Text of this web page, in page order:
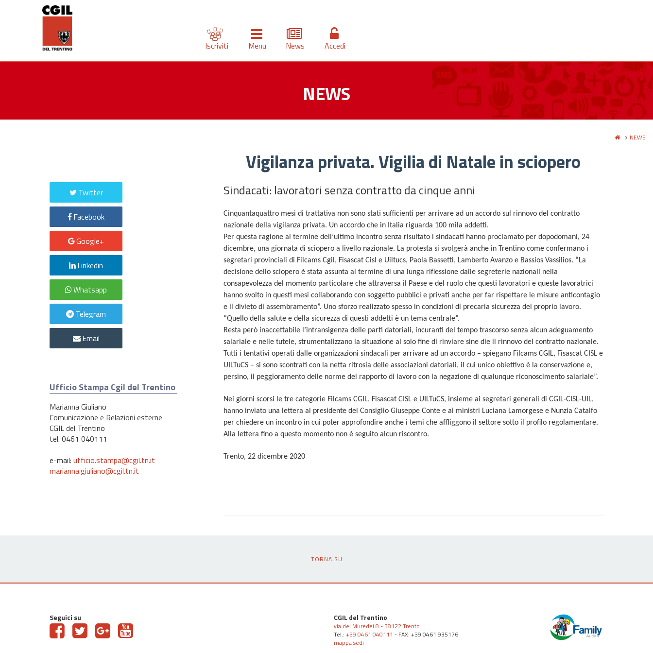
Iscriviti Menu News Accedi
NEWS
NEWS
Vigilanza privata. Vigilia di Natale in sciopero
Sindacati: lavoratori senza contratto da cinque anni
Cinquantaquattro mesi di trattativa non sono stati sufficienti per arrivare ad un accordo sul rinnovo del contratto
nazionale della vigilanza privata. Un accordo che in Italia riguarda 100 mila addetti.
Per questa ragione al termine dell’ultimo incontro senza risultato i sindacati hanno proclamato per dopodomani, 24
dicembre, una giornata di sciopero a livello nazionale. La protesta si svolgerà anche in Trentino come confermano i
segretari provinciali di Filcams Cgil, Fisascat Cisl e Uiltucs, Paola Bassetti, Lamberto Avanzo e Bassios Vassilios. “La
decisione dello sciopero è stata assunta al termine di una lunga riflessione dalle segreterie nazionali nella
consapevolezza del momento particolare che attraversa il Paese e del ruolo che questi lavoratori e queste lavoratrici
hanno svolto in questi mesi collaborando con soggetto pubblici e privati anche per far rispettare le misure anticontagio
e il divieto di assembramento”. Uno sforzo realizzato spesso in condizioni di precaria sicurezza del proprio lavoro.
“Quello della salute e della sicurezza di questi addetti è un tema centrale”.
Resta però inaccettabile l’intransigenza delle parti datoriali, incuranti del tempo trascorso senza alcun adeguamento
salariale e nelle tutele, strumentalizzano la situazione al solo fine di rinviare sine die il rinnovo del contratto nazionale.
Tutti i tentativi operati dalle organizzazioni sindacali per arrivare ad un accordo – spiegano Filcams CGIL, Fisascat CISL e
UILTuCS – si sono scontrati con la netta ritrosia delle associazioni datoriali, il cui unico obiettivo è la conservazione e,
persino, il peggioramento delle norme del rapporto di lavoro con la negazione di qualunque riconoscimento salariale”.
Nei giorni scorsi le tre categorie Filcams CGIL, Fisascat CISL e UILTuCS, insieme ai segretari generali di CGIL-CISL-UIL,
hanno inviato una lettera al presidente del Consiglio Giuseppe Conte e ai ministri Luciana Lamorgese e Nunzia Catalfo
per chiedere un incontro in cui poter approfondire anche i temi che affliggono il settore sotto il profilo regolamentare.
Alla lettera fino a questo momento non è seguito alcun riscontro.
Trento, 22 dicembre 2020
Twitter
Facebook
Google+
Linkedin
Whatsapp
Telegram
Email
Ufficio Stampa Cgil del Trentino
Marianna Giuliano
Comunicazione e Relazioni esterne
CGIL del Trentino
tel. 0461 040111
e-mail: ufficio.stampa@cgil.tn.it
marianna.giuliano@cgil.tn.it
TORNA SU
Seguici su CGIL del Trentino
via dei Muredei 8 - 38122 Trento
Tel.: +39 0461 040111 - FAX: +39 0461 935176
mappa sedi